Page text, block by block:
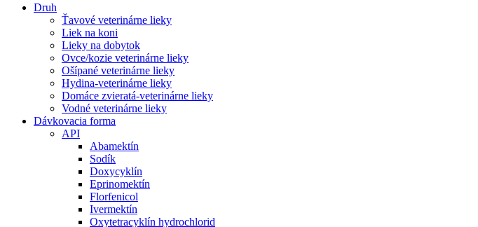
Druh
Ťavové veterinárne lieky
Liek na koni
Lieky na dobytok
Ovce/kozie veterinárne lieky
Ošípané veterinárne lieky
Hydina-veterinárne lieky
Domáce zvieratá-veterinárne lieky
Vodné veterinárne lieky
Dávkovacia forma
API
Abamektín
Sodík
Doxycyklín
Eprinomektín
Florfenicol
Ivermektín
Oxytetracyklín hydrochlorid